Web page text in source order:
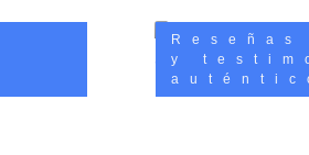
y